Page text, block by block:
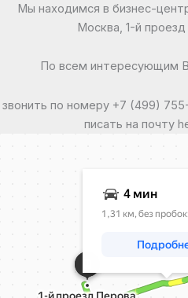
Мы находимся в бизнес-
Москва, 1-й
По всем интересующим
звонить по номеру +7 (499)
писать на почту